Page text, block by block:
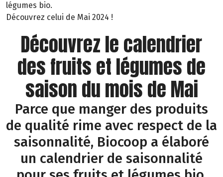
légumes bio.
Découvrez celui de Mai 2024 !
Découvrez le calendrier
des fruits et légumes de
saison du mois de Mai
Parce que manger des produits
de qualité rime avec respect de la
saisonnalité, Biocoop a élaboré
un calendrier de saisonnalité